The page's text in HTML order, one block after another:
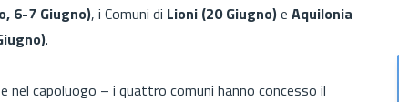
6-7 Giugno), i Comuni di Lioni (20 Giugno)e Aquilonia
.
nel capoluogo – i quattro comuni hanno concesso il